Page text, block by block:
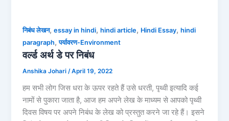
निबंध लेखन,essay in hindi,hindi article, Hindi Essay,hindi
paragraph,पर्यावरण-Environment
वर्ल्ड अर्थ डे पर निबंध
Anshika Johari/April 19, 2022
हम सभी लोग जिस धरा के ऊपर रहते हैं उसे धरती, पृथ्वी इत्यादि कई
नामों से पुकारा जाता है, आज हम अपने लेख के माध्यम से आपको पृथ्वी
दिवस विषय पर अपने निबंध के लेख को प्रस्तुत करने जा रहे हैं। इसने